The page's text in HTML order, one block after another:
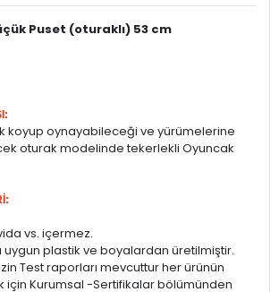
Puset (oturaklı) 53 cm
koyup oynayabileceği ve yürümelerine
oturak modelinde tekerlekli Oyuncak
vs. içermez.
uygun plastik ve boyalardan üretilmiştir.
Test raporları mevcuttur her ürünün
için Kurumsal -Sertifikalar bölümünden